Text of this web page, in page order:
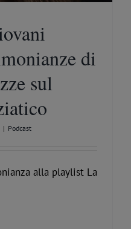
di
sul
| Podcast
alla playlist La